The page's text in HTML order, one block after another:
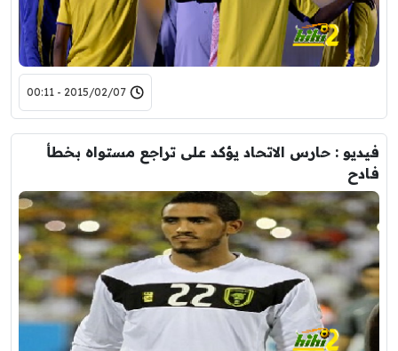
2015/02/07 - 00:11
فيديو : حارس الاتحاد يؤكد على تراجع مستواه بخطأ
فادح